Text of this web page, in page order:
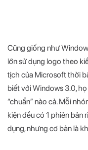
Cũng giống như
lớn sử dụng logo theo
tịch của Microsoft thời
biết với Windows 3.0,
“chuẩn” nào cả. Mỗi
kiện đều có 1 phiên bản
dụng, nhưng cơ bản là